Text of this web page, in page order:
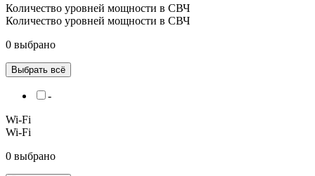
Количество уровней мощности в СВЧ
Количество уровней мощности в СВЧ
0 выбрано
Выбрать всё
-
Wi-Fi
Wi-Fi
0 выбрано